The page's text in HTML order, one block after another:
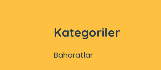
Kategoriler
Baharatlar